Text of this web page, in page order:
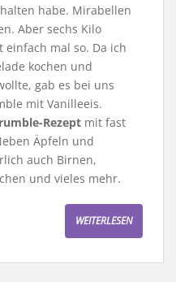
habe. Mirabellen
Aber sechs Kilo
mal so. Da ich
kochen und
gab es bei uns
mit Vanilleeis.
Rezept mit fast
Äpfeln und
auch Birnen,
und vieles mehr.
WEITERLESEN